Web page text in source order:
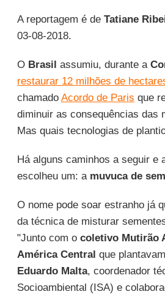
A reportagem é de Tatiane
03-08-2018.
O Brasil assumiu, durante a
restaurar 12 milhões de
chamado Acordo de Paris que
diminuir as consequências das
Mas quais tecnologias de
Há alguns caminhos a seguir e
escolheu um: a muvuca de
O nome pode soar estranho já
da técnica de misturar
"Junto com o coletivo Mutirão
América Central que
Eduardo Malta, coordenador
Socioambiental (ISA) e